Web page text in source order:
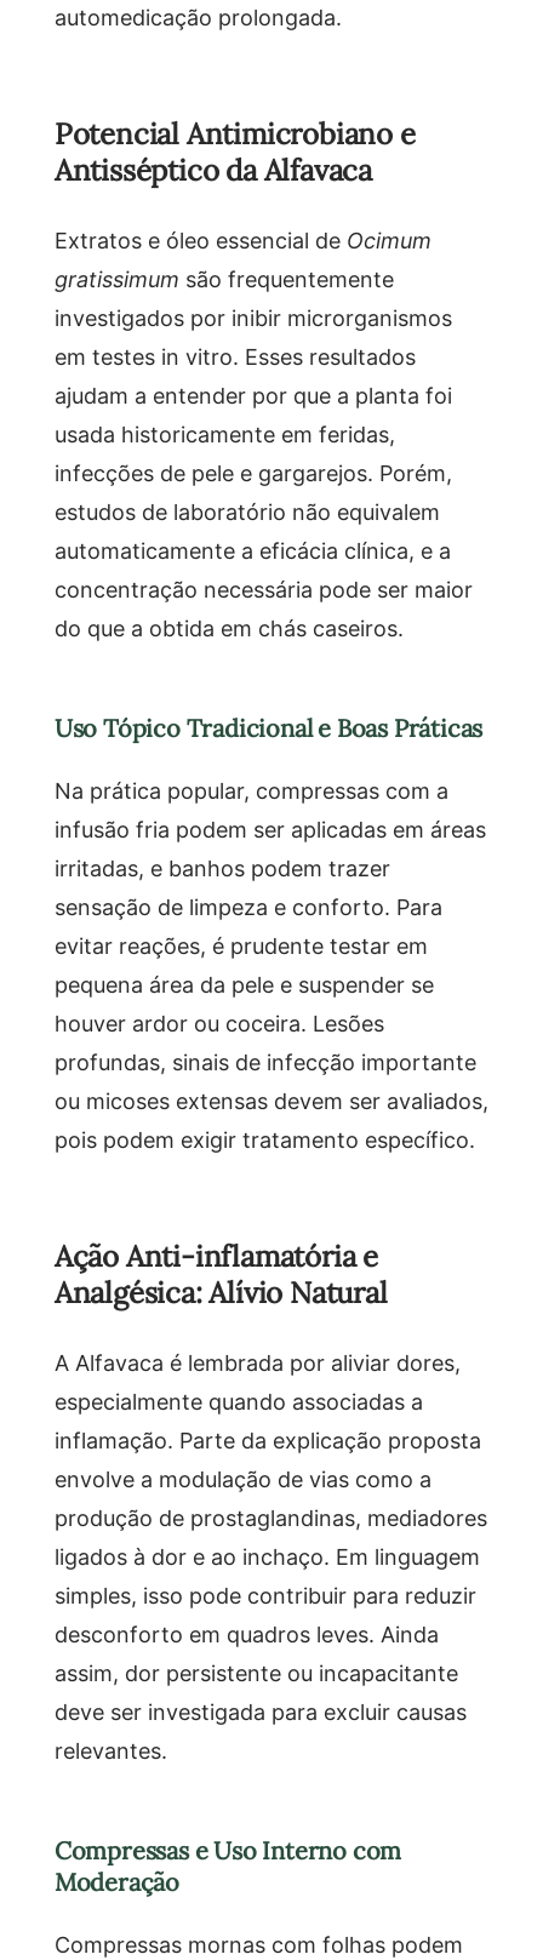
automedicação prolongada.
Potencial Antimicrobiano e
Antisséptico da Alfavaca
Extratos e óleo essencial de Ocimum
gratissimum são frequentemente
investigados por inibir microrganismos
em testes in vitro. Esses resultados
ajudam a entender por que a planta foi
usada historicamente em feridas,
infecções de pele e gargarejos. Porém,
estudos de laboratório não equivalem
automaticamente a eficácia clínica, e a
concentração necessária pode ser maior
do que a obtida em chás caseiros.
Uso Tópico Tradicional e Boas Práticas
Na prática popular, compressas com a
infusão fria podem ser aplicadas em áreas
irritadas, e banhos podem trazer
sensação de limpeza e conforto. Para
evitar reações, é prudente testar em
pequena área da pele e suspender se
houver ardor ou coceira. Lesões
profundas, sinais de infecção importante
ou micoses extensas devem ser avaliados,
pois podem exigir tratamento específico.
Ação Anti-inflamatória e
Analgésica: Alívio Natural
A Alfavaca é lembrada por aliviar dores,
especialmente quando associadas a
inflamação. Parte da explicação proposta
envolve a modulação de vias como a
produção de prostaglandinas, mediadores
ligados à dor e ao inchaço. Em linguagem
simples, isso pode contribuir para reduzir
desconforto em quadros leves. Ainda
assim, dor persistente ou incapacitante
deve ser investigada para excluir causas
relevantes.
Compressas e Uso Interno com
Moderação
Compressas mornas com folhas podem